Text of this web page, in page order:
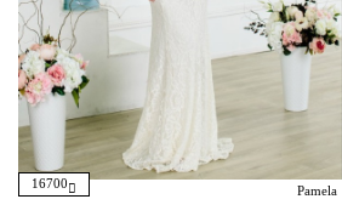
16700 Pamela